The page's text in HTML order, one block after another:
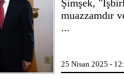
Şimşek,
muazzamdır
...
25 Nisan 2025 -
ligaman
duyurdu.
Kılıçdaroğlu'ndan esnafa
ziyareti